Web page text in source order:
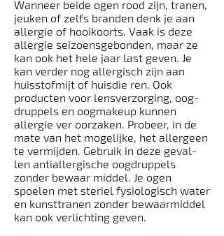
Wanneer beide ogen rood zijn, tranen,
jeuken of zelfs branden denk je aan
allergie of hooikoorts. Vaak is deze
allergie seizoensgebonden, maar ze
kan ook het hele jaar last geven. Je
kan verder nog allergisch zijn aan
huisstofmijt of huisdie­ ren. Ook
producten voor lensverzorging, oog­
druppels en oogmake­up kunnen
allergie ver­ oorzaken. Probeer, in de
mate van het mogelijke, het allergeen
te vermijden. Gebruik in deze geval­
len antiallergische oogdruppels
zonder bewaar­ middel. Je ogen
spoelen met steriel fysiologisch water
en kunsttranen zonder bewaarmiddel
kan ook verlichting geven.